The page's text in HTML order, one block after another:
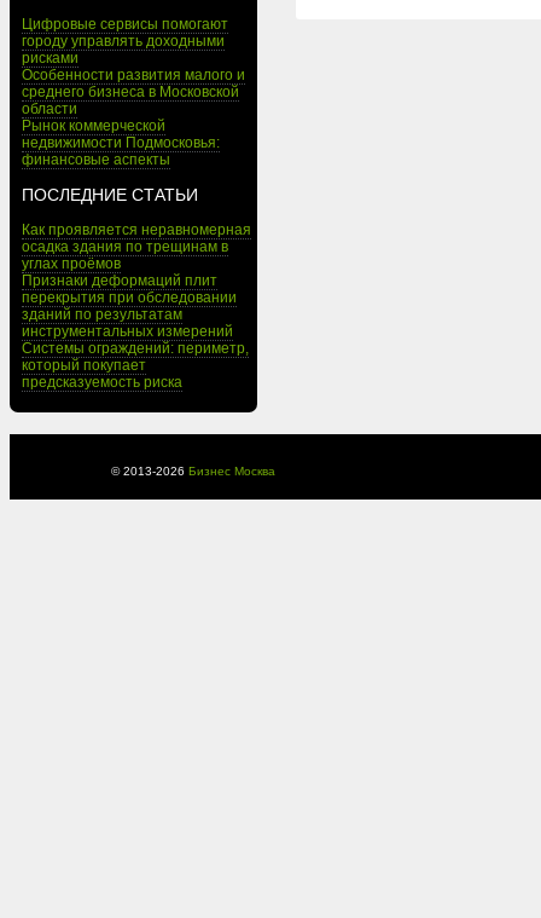
Цифровые сервисы помогают
городу управлять доходными
рисками
Особенности развития малого и
среднего бизнеса в Московской
области
Рынок коммерческой
недвижимости Подмосковья:
финансовые аспекты
ПОСЛЕДНИЕ СТАТЬИ
Как проявляется неравномерная
осадка здания по трещинам в
углах проёмов
Признаки деформаций плит
перекрытия при обследовании
зданий по результатам
инструментальных измерений
Системы ограждений: периметр,
который покупает
предсказуемость риска
© 2013-2026 Бизнес Москва